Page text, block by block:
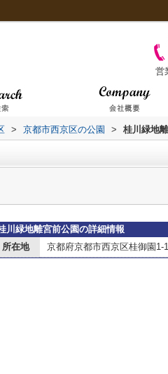
営
> 京都市西京区の公園 > 桂川緑地
川緑地離宮前公園の詳細情報
所在地
京都府京都市西京区桂御園1-1